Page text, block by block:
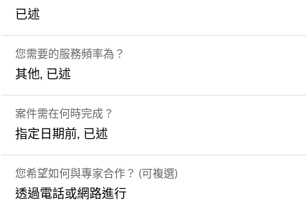
已述
您需要的服務頻率為？
其他, 已述
案件需在何時完成？
指定日期前, 已述
您希望如何與專家合作？ (可複選)
透過電話或網路進行